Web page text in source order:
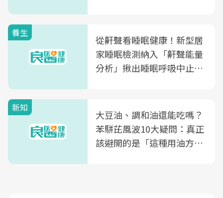
養生
從鼾聲看睡眠健康！新型居
家睡眠檢測納入「鼾聲能量
分析」揪出睡眠呼吸中止症
新知
大豆油、調和油還能吃嗎？
苯駢芘風波10大疑問：真正
該避開的是「這種用油方